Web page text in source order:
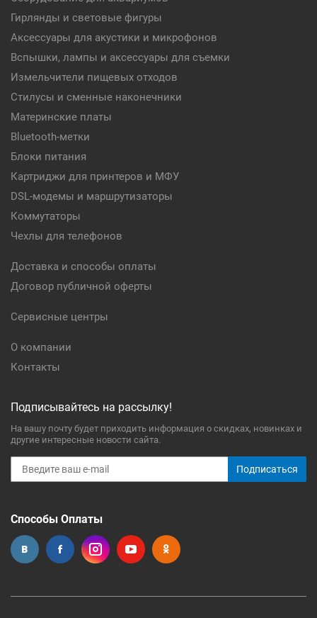
Гирлянды и световые фигуры
Аксессуары для акустики и микрофонов
Вспышки, лампы и аксессуары для съемки
Измельчители пищевых отходов
Стилусы и сменные наконечники
Материнские платы
Bluetooth-метки
Блоки питания
Картриджи для принтеров и МФУ
DSL-модемы и маршрутизаторы
Коммутаторы
Чехлы для телефонов
Доставка и способы оплаты
Договор публичной оферты
Сервисные центры
О компании
Контакты
Подписывайтесь на рассылку!
На вашу почту будет приходить информация о скидках, новинках и
другие интересные новости сайта.
Подписаться
Способы Оплаты